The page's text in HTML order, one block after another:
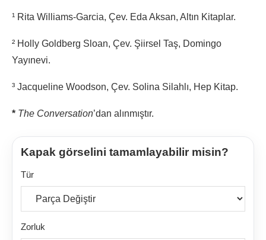
¹ Rita Williams-Garcia, Çev. Eda Aksan, Altın Kitaplar.
² Holly Goldberg Sloan, Çev. Şiirsel Taş, Domingo
Yayınevi.
³ Jacqueline Woodson, Çev. Solina Silahlı, Hep Kitap.
* The Conversation’dan alınmıştır.
Kapak görselini tamamlayabilir misin?
Tür
Zorluk